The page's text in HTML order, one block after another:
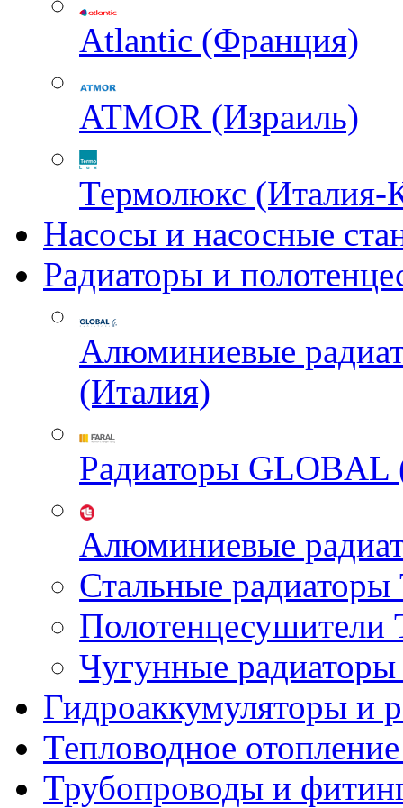
Atlantic (Франция)
ATMOR (Израиль)
Термолюкс (Италия-
Насосы и насосные
Радиаторы и
Алюминиевые
(Италия)
Радиаторы GLOBAL
Алюминиевые
Стальные
Чугунные
Гидроаккумуляторы и
Тепловодное
Трубопроводы и